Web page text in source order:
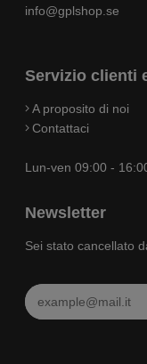
info@gplshop.se
Servizio clienti
A proposito di noi
Contattaci
Lun-ven 09:00 -
Newsletter
Sei stato cancellato